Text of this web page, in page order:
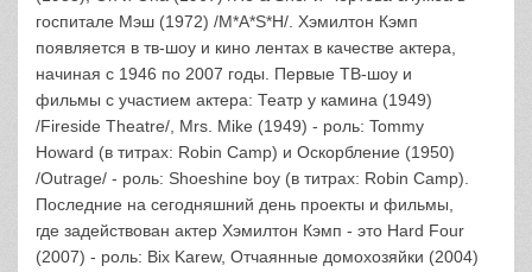
госпитале Мэш (1972) /M*A*S*H/. Хэмилтон Кэмп
появляется в тв-шоу и кино лентах в качестве актера,
начиная с 1946 по 2007 годы. Первые ТВ-шоу и
фильмы с участием актера: Театр у камина (1949)
/Fireside Theatre/, Mrs. Mike (1949) - роль: Tommy
Howard (в титрах: Robin Camp) и Оскорбление (1950)
/Outrage/ - роль: Shoeshine boy (в титрах: Robin Camp).
Последние на сегодняшний день проекты и фильмы,
где задействован актер Хэмилтон Кэмп - это Hard Four
(2007) - роль: Bix Karew, Отчаянные домохозяйки (2004)